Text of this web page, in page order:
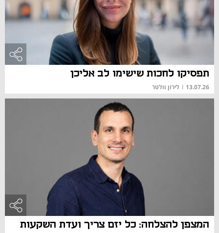
תפסיקו לחכות שישימו לב אליכן
13.07.26
| לירון וולטר
המצפן להצלחה: כל יזם צריך ועדת השקעות